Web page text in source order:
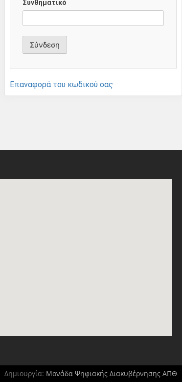
Συνθηματικό
Επαναφορά του κωδικού σας
Δημιουργία: Μονάδα Ψηφιακής Διακυβέρνησης ΑΠΘ